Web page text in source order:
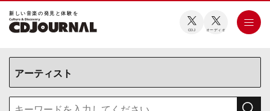
新しい⾳楽の発⾒と体験を
CDJ オーディオ